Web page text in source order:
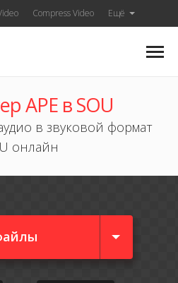
Compress Video Ещё
APE в SOU
в звуковой формат
онлайн